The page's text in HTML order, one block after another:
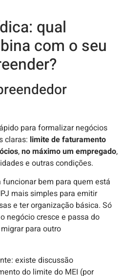
qual
com o seu
para formalizar negócios
claras: limite de faturamento
,no máximo um empregado,
e outras condições.
funcionar bem para quem está
mais simples para emitir
e ter organização básica. Só
negócio cresce e passa do
para outro
existe discussão
do limite do MEI (por